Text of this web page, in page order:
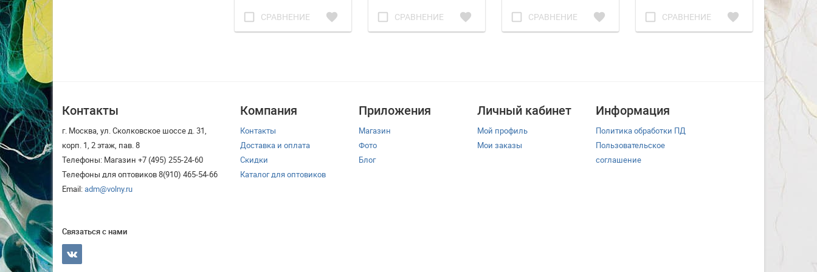
check_box_outline_blank СРАВНЕНИЕ favorite check_box_outline_blank СРАВНЕНИЕ favorite check_box_outline_blank СРАВНЕНИЕ favorite check_box_outline_blank СРАВНЕНИЕ favorite
Контакты
г. Москва, ул. Сколковское шоссе д. 31,
корп. 1, 2 этаж, пав. 8
Телефоны: Магазин +7 (495) 255-24-60
Телефоны для оптовиков 8(910) 465-54-66
Email:adm@volny.ru
Связаться с нами
Компания
Контакты
Доставка и оплата
Скидки
Каталог для оптовиков
Приложения
Магазин
Фото
Блог
Личный кабинет
Мой профиль
Мои заказы
Информация
Политика обработки ПД
Пользовательское
соглашение